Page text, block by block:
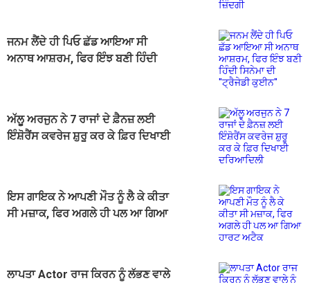
ਜਨਮ ਲੈਂਦੇ ਹੀ ਪਿਓ ਛੱਡ ਆਇਆ ਸੀ
ਅਨਾਥ ਆਸ਼ਰਮ, ਫਿਰ ਇੰਝ ਬਣੀ ਹਿੰਦੀ
ਅੱਲੂ ਅਰਜੁਨ ਨੇ 7 ਰਾਜਾਂ ਦੇ ਫ਼ੈਨਜ਼ ਲਈ
ਇੰਸ਼ੋਰੈਂਸ ਕਵਰੇਜ ਸ਼ੁਰੂ ਕਰ ਕੇ ਫ਼ਿਰ ਦਿਖਾਈ
ਇਸ ਗਾਇਕ ਨੇ ਆਪਣੀ ਮੌਤ ਨੂੰ ਲੈ ਕੇ ਕੀਤਾ
ਸੀ ਮਜ਼ਾਕ, ਫਿਰ ਅਗਲੇ ਹੀ ਪਲ ਆ ਗਿਆ
ਲਾਪਤਾ Actor ਰਾਜ ਕਿਰਨ ਨੂੰ ਲੱਭਣ ਵਾਲੇ